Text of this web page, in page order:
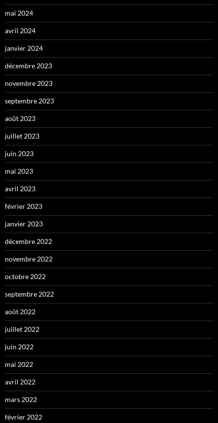
mai 2024
avril 2024
janvier 2024
décembre 2023
novembre 2023
septembre 2023
août 2023
juillet 2023
juin 2023
mai 2023
avril 2023
février 2023
janvier 2023
décembre 2022
novembre 2022
octobre 2022
septembre 2022
août 2022
juillet 2022
juin 2022
mai 2022
avril 2022
mars 2022
février 2022